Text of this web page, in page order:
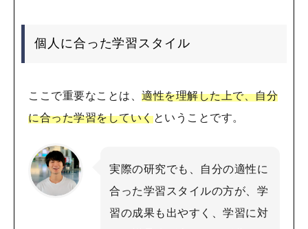
個人に合った学習スタイル
ここで重要なことは、 適性を理解した上で、自分
に合った学習をしていくということです。
実際の研究でも、自分の適性に
合った学習スタイルの方が、学
習の成果も出やすく、学習に対